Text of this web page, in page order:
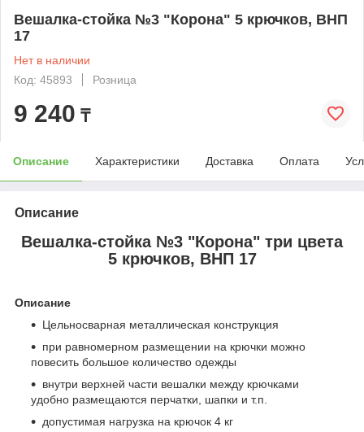
Вешалка-стойка №3 "Корона" 5 крючков, ВНП
17
Нет в наличии
Код: 45893
Розница
9 240 ₸
Описание Характеристики Доставка Оплата
Описание
Вешалка-стойка №3 "Корона" три цвета
5 крючков, ВНП 17
Описание
Цельносварная металлическая конструкция
при равномерном размещении на крючки можно
повесить большое количество одежды
внутри верхней части вешалки между крючками
удобно размещаются перчатки, шапки и т.п.
допустимая нагрузка на крючок 4 кг